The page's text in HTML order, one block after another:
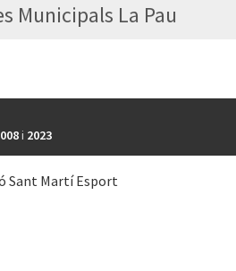
Municipals La Pau
i 2023
Sant Martí Esport